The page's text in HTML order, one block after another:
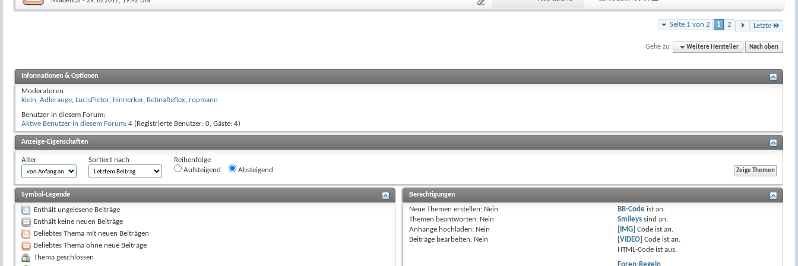
Seite 1 von 2 1 2 Letzte
Gehe zu: Weitere Hersteller Nach oben
Informationen & Optionen
Moderatoren
klein_Adlerauge, LucisPictor, hinnerker, RetinaReflex, ropmann
Benutzer in diesem Forum:
Aktive Benutzer in diesem Forum: 4 (Registrierte Benutzer: 0, Gäste: 4)
Anzeige-Eigenschaften
Alter Sortiert nach
Reihenfolge
Aufsteigend
Absteigend
Symbol-Legende
Enthält ungelesene Beiträge
Enthält keine neuen Beiträge
Beliebtes Thema mit neuen Beiträgen
Beliebtes Thema ohne neue Beiträge
Thema geschlossen
Berechtigungen
Neue Themen erstellen: Nein
Themen beantworten: Nein
Anhänge hochladen: Nein
Beiträge bearbeiten: Nein
BB-Codeist an.
Smileyssind an.
[IMG] Code ist an.
[VIDEO] Code ist an.
HTML-Code ist aus.
Foren-Regeln